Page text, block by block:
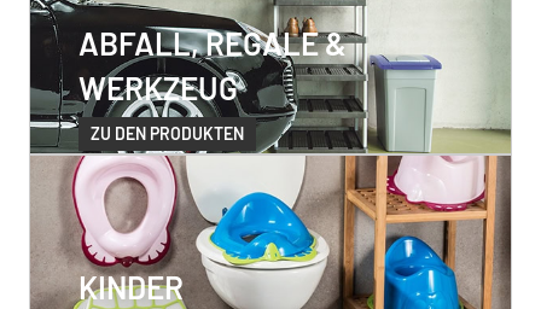
ABFALL, REGALE &
WERKZEUG
ZU DEN PRODUKTEN
KINDER